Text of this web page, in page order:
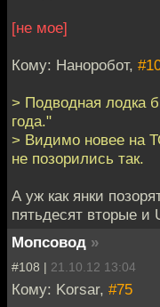
[не мое]
Кому: Наноробот,
> Подводная лодка
года."
> Видимо новее на
не позорились так.
А уж как янки
пятьдесят вторые и
Мопсовод »
#108 | 21.10.12 13:04
Кому: Korsar, #75